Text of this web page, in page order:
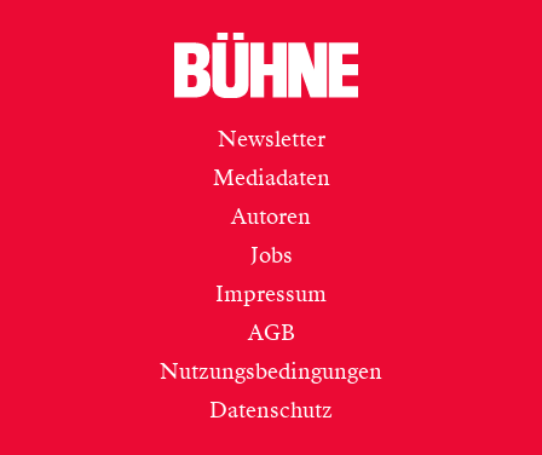
Newsletter
Mediadaten
Autoren
Jobs
Impressum
AGB
Nutzungsbedingungen
Datenschutz